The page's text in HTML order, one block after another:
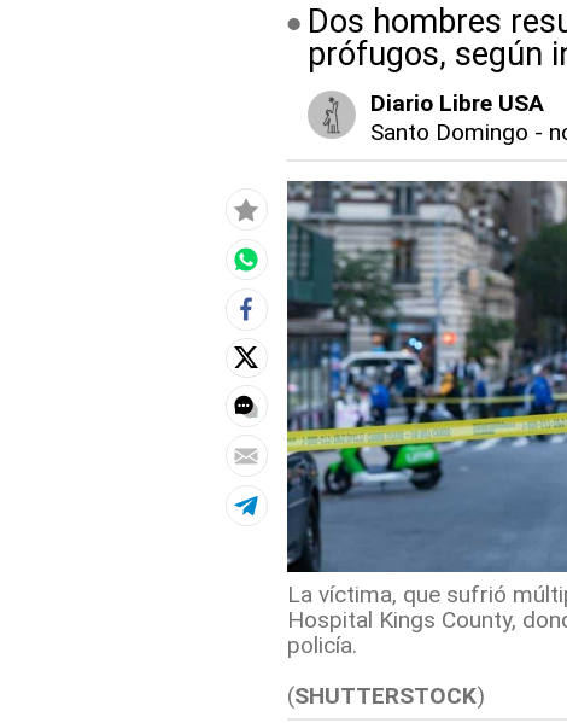
Dos hombres
prófugos, según
Diario Libre USA
Santo Domingo -
La víctima, que sufrió
Hospital Kings County,
policía.
(SHUTTERSTOCK)